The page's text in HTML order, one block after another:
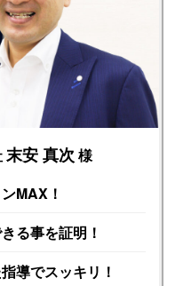
末安 真次 様
MAX！
る事を証明！
導でスッキリ！